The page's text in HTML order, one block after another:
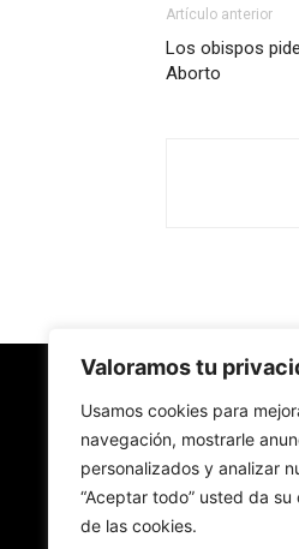
Valoramos tu
Usamos cookies para
navegación, mostrarle
personalizados y analizar
“Aceptar todo” usted da
de las cookies.
Artículo anterior
Los obispos
Aborto
Redes
Una mirada
- Colectivos de